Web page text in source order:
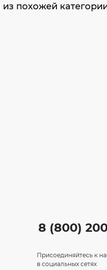
похожей
8 (800)
Присоединяйтесь к
в социальных сетях